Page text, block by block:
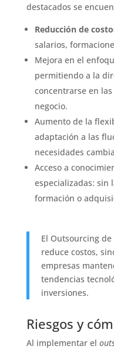
destacados se
Reducción de
salarios,
Mejora en el
permitiendo a la
concentrarse en
negocio.
Aumento de la
adaptación a las
necesidades
Acceso a
especializadas: sin
formación o
El Outsourcing
reduce costos,
empresas
tendencias
inversiones.
Riesgos y
Al implementar el